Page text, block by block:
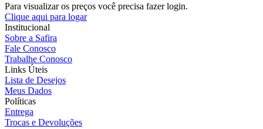
Para visualizar os preços você precisa fazer login.
Clique aqui para logar
Institucional
Sobre a Safira
Fale Conosco
Trabalhe Conosco
Links Úteis
Lista de Desejos
Meus Dados
Políticas
Entrega
Trocas e Devoluções